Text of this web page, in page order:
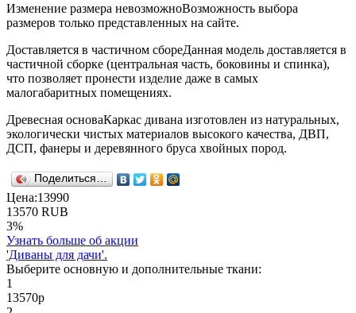
Изменение размера невозможноВозможность выбора
размеров только представленных на сайте.
Доставляется в частичном сбореДанная модель доставляется в
частичной сборке (центральная часть, боковины и спинка),
что позволяет пронести изделие даже в самых
малогабаритных помещениях.
Древесная основаКаркас дивана изготовлен из натуральных,
экологически чистых материалов высокого качества, ДВП,
ДСП, фанеры и деревянного бруса хвойных пород.
Поделиться…
Цена:13990
13570 RUB
3%
Узнать больше об акции
'Диваны для дачи'.
Выберите основную и дополнительные ткани:
1
13570р